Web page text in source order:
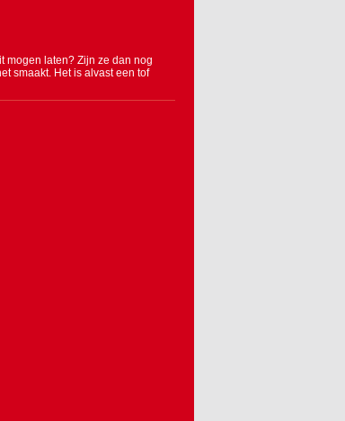
mogen laten? Zijn ze dan nog
smaakt. Het is alvast een tof